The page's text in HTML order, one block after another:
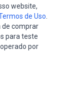
website,
de Uso
de comprar
para teste
por